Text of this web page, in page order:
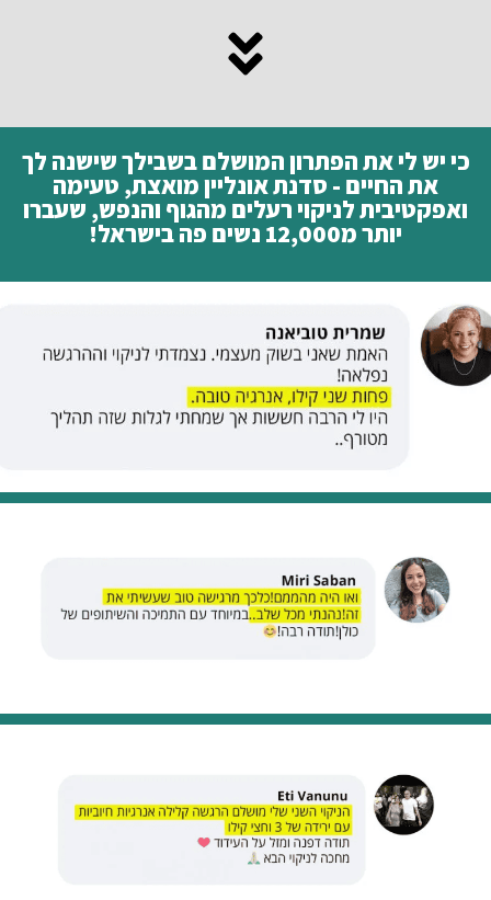
כי יש לי את הפתרון המושלם בשבילך שישנה לך
את החיים - סדנת אונליין מואצת, טעימה
ואפקטיבית לניקוי רעלים מהגוף והנפש, שעברו
יותר מ12,000 נשים פה בישראל!